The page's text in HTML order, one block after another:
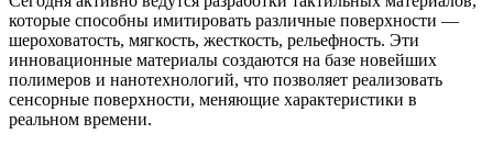
которые способны имитировать различные поверхности —
шероховатость, мягкость, жесткость, рельефность. Эти
инновационные материалы создаются на базе новейших
полимеров и нанотехнологий, что позволяет реализовать
сенсорные поверхности, меняющие характеристики в
реальном времени.